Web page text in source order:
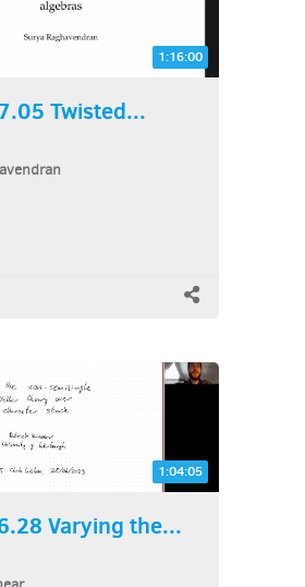
1:16:00
Twisted...
1:04:05
Varying the...